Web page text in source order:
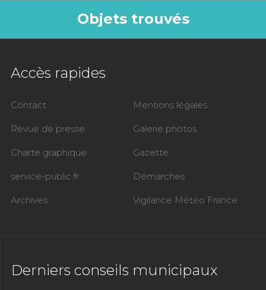
Objets trouvés
Accès rapides
Contact Mentions légales
Revue de presse Galerie photos
Charte graphique Gazette
service-public.fr Démarches
Archives Vigilance Météo France
Derniers conseils municipaux